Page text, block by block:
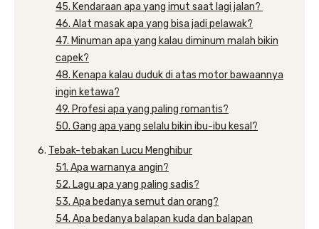
45. Kendaraan apa yang imut saat lagi jalan?
46. Alat masak apa yang bisa jadi pelawak?
47. Minuman apa yang kalau diminum malah bikin
capek?
48. Kenapa kalau duduk di atas motor bawaannya
ingin ketawa?
49. Profesi apa yang paling romantis?
50. Gang apa yang selalu bikin ibu-ibu kesal?
Tebak-tebakan Lucu Menghibur
51. Apa warnanya angin?
52. Lagu apa yang paling sadis?
53. Apa bedanya semut dan orang?
54. Apa bedanya balapan kuda dan balapan